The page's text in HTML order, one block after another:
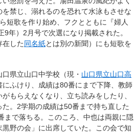
禁じ、溺れるのを恐れて水泳もさせな
短歌を作り始め、フクとともに『婦人
年）2月号で次選になり掲載された。
在した同名紙とは別の新聞）にも短歌を
県立山口中学校（現・ 山口県立山口高
にふけり、成績は80番にまで下降、教師
もらえなくなり、立ち読みをしたり、
。2学期の成績は50番まで持ち直した
まで落ちる。このころ、中也は両親に隠
野の会」に出席していた。この会で知